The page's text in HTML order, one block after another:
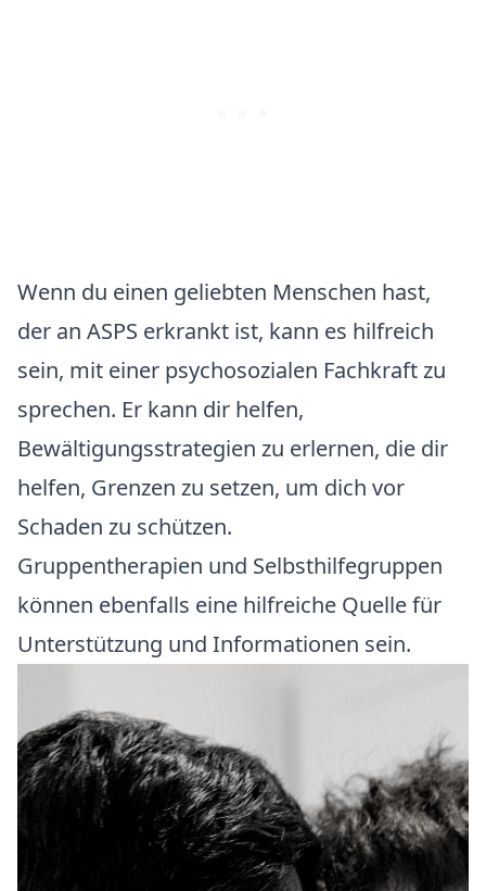
Wenn du einen geliebten Menschen hast,
der an ASPS erkrankt ist, kann es hilfreich
sein, mit einer psychosozialen Fachkraft zu
sprechen. Er kann dir helfen,
Bewältigungsstrategien zu erlernen, die dir
helfen, Grenzen zu setzen, um dich vor
Schaden zu schützen.
Gruppentherapien und Selbsthilfegruppen
können ebenfalls eine hilfreiche Quelle für
Unterstützung und Informationen sein.